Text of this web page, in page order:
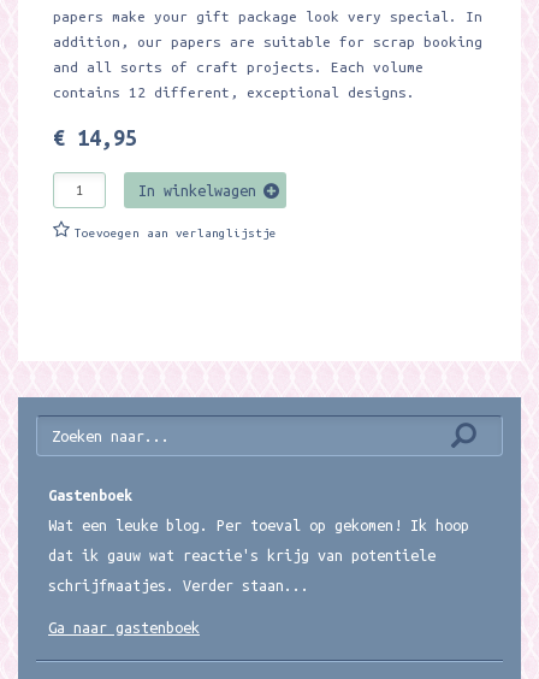
papers make your gift package look very special. In
addition, our papers are suitable for scrap booking
and all sorts of craft projects. Each volume
contains 12 different, exceptional designs.
€ 14,95
In winkelwagen
Toevoegen aan verlanglijstje
Gastenboek
Wat een leuke blog. Per toeval op gekomen! Ik hoop
dat ik gauw wat reactie's krijg van potentiele
schrijfmaatjes. Verder staan...
Ga naar gastenboek